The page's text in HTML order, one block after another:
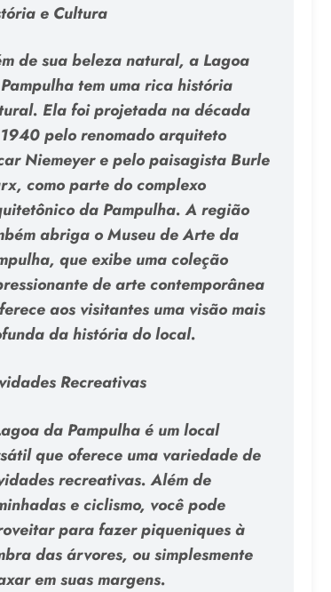
e Cultura
de sua beleza natural, a Lagoa
tem uma rica história
Ela foi projetada na década
pelo renomado arquiteto
Niemeyer e pelo paisagista Burle
como parte do complexo
da Pampulha. A região
abriga o Museu de Arte da
que exibe uma coleção
de arte contemporânea
aos visitantes uma visão mais
da história do local.
Recreativas
da Pampulha é um local
que oferece uma variedade de
recreativas. Além de
e ciclismo, você pode
para fazer piqueniques à
das árvores, ou simplesmente
em suas margens.